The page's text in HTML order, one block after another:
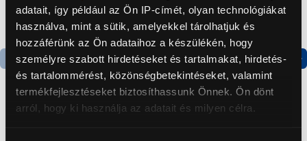
adatait, így például az Ön IP-címét, olyan technológiákat
használva, mint a sütik, amelyekkel tárolhatjuk és
hozzáférünk az Ön adataihoz a készülékén, hogy
személyre szabott hirdetéseket és tartalmakat, hirdetés-
és tartalommérést, közönségbetekintéseket, valamint
termékfejlesztéseket biztosíthassunk Önnek. Ön dönt
arról, hogy ki használja az adatait és milyen célra.
Termék adatlap Termék adatlap